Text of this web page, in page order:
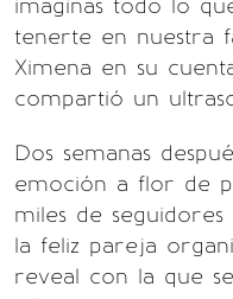
imaginas todo lo
tenerte en nuestra
Ximena en su
compartió un
Dos semanas
emoción a flor de
miles de
la feliz pareja
reveal con la que